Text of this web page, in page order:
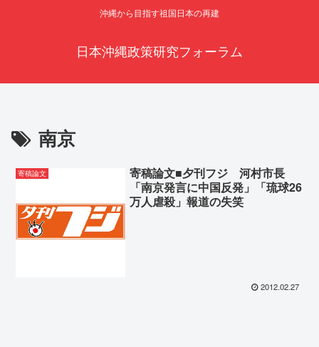
沖縄から目指す祖国日本の再建
日本沖縄政策研究フォーラム
南京
寄稿論文
寄稿論文■夕刊フジ 河村市長
「南京発言に中国反発」「琉球26
万人虐殺」報道の失笑
2012.02.27